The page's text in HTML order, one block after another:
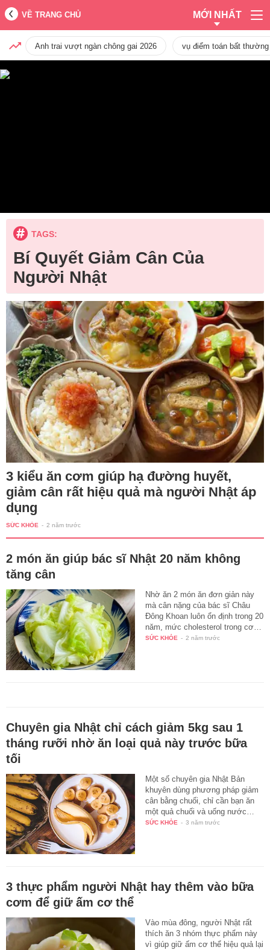
VỀ TRANG CHỦ MỚI NHẤT
Anh trai vượt ngàn chông gai 2026 vụ điểm toán bất
TAGS:
Bí Quyết Giảm Cân Của
Người Nhật
3 kiểu ăn cơm giúp hạ đường huyết,
giảm cân rất hiệu quả mà người Nhật áp
dụng
SỨC KHỎE - 2 năm trước
2 món ăn giúp bác sĩ Nhật 20 năm không
tăng cân
Nhờ ăn 2 món ăn đơn giản này
mà cân nặng của bác sĩ Châu
Đông Khoan luôn ổn định trong 20
năm, mức cholesterol trong cơ…
SỨC KHỎE - 2 năm trước
Chuyên gia Nhật chỉ cách giảm 5kg sau 1
tháng rưỡi nhờ ăn loại quả này trước bữa
tối
Một số chuyên gia Nhật Bản
khuyên dùng phương pháp giảm
cân bằng chuối, chỉ cần bạn ăn
một quả chuối và uống nước…
SỨC KHỎE - 3 năm trước
3 thực phẩm người Nhật hay thêm vào bữa
cơm để giữ ấm cơ thể
Vào mùa đông, người Nhật rất
thích ăn 3 nhóm thực phẩm này
vì giúp giữ ấm cơ thể hiệu quả lại